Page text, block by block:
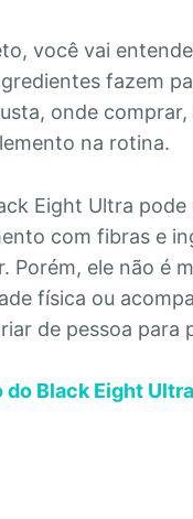
você vai
fazem
onde
na rotina.
Eight Ultra
com fibras e
Porém, ele não é
física ou
de pessoa para
do Black Eight